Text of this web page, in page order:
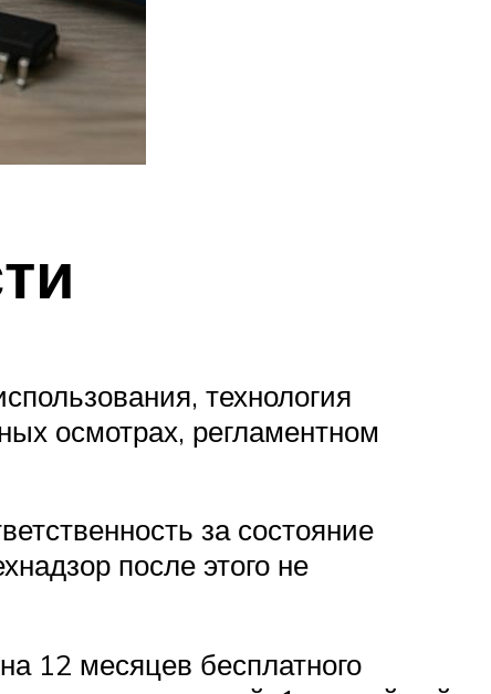
технология
осмотрах, регламентном
за состояние
после этого не
12 месяцев бесплатного